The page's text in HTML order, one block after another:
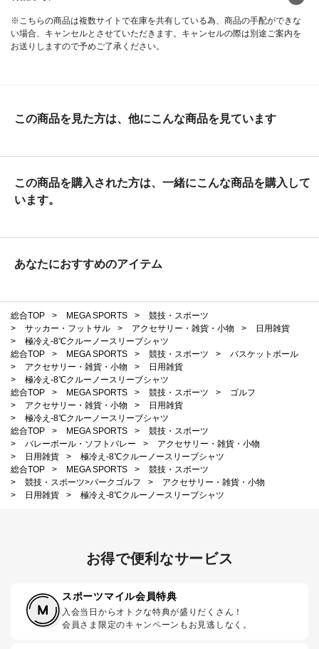
※こちらの商品は複数サイトで在庫を共有している為、商品の手配ができな
い場合、キャンセルとさせていただきます。キャンセルの際は別途ご案内を
お送りしますので予めご了承ください。
この商品を見た方は、他にこんな商品を見ています
この商品を購入された方は、一緒にこんな商品を購入して
います。
あなたにおすすめのアイテム
総合TOP > MEGA SPORTS >
競技・スポーツ
>
サッカー・フットサル > アクセサリー・雑貨・小物 >
日用雑貨
>
極冷え-8℃クルーノースリーブシャツ
総合TOP
> MEGA SPORTS > 競技・スポーツ >
バスケットボール
>
アクセサリー・雑貨・小物 >
日用雑貨
>
極冷え-8℃クルーノースリーブシャツ
総合TOP
> MEGA SPORTS > 競技・スポーツ >
ゴルフ
>
アクセサリー・雑貨・小物 >
日用雑貨
>
極冷え-8℃クルーノースリーブシャツ
総合TOP
> MEGA SPORTS >
競技・スポーツ
>
バレーボール・ソフトバレー >
アクセサリー・雑貨・小物
>
日用雑貨 >
極冷え-8℃クルーノースリーブシャツ
総合TOP
> MEGA SPORTS >
競技・スポーツ
>
競技・スポーツ>パークゴルフ >
アクセサリー・雑貨・小物
>
日用雑貨 > 極冷え-8℃クルーノースリーブシャツ
お得で便利なサービス
スポーツマイル会員特典
入会当日からオトクな特典が盛りだくさん！
会員さま限定のキャンペーンもお見逃しなく。